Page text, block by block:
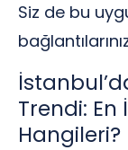
Siz de bu
Trendi:
Hangileri?